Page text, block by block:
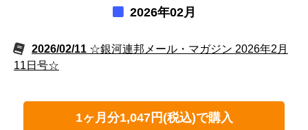
2026年02月
2026/02/11 ☆銀河連邦メール・マガジン 2026年2月
11日号☆
1ヶ月分1,047円(税込)で購入